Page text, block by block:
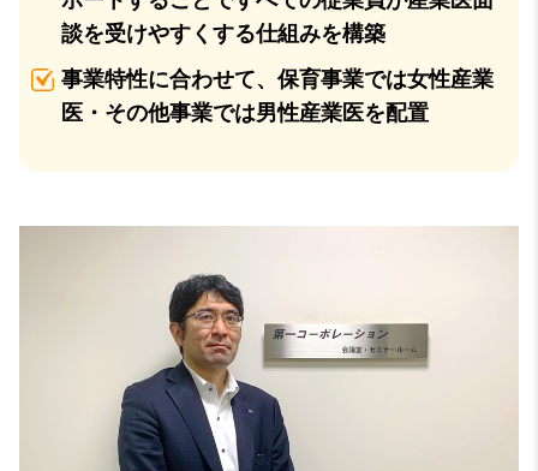
談を受けやすくする仕組みを構築
事業特性に合わせて、保育事業では女性産業
医・その他事業では男性産業医を配置